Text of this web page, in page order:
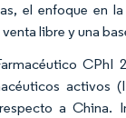
el enfoque en
libre y una
CPhI
activos
a China.